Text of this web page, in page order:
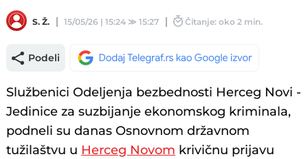
S. Ž. 15/05/26 | 15:24 ≫15:27 Čitanje: oko 2 min.
Podeli
Službenici Odeljenja bezbednosti Herceg Novi -
Jedinice za suzbijanje ekonomskog kriminala,
podneli su danas Osnovnom državnom
tužilaštvu u Herceg Novom krivičnu prijavu